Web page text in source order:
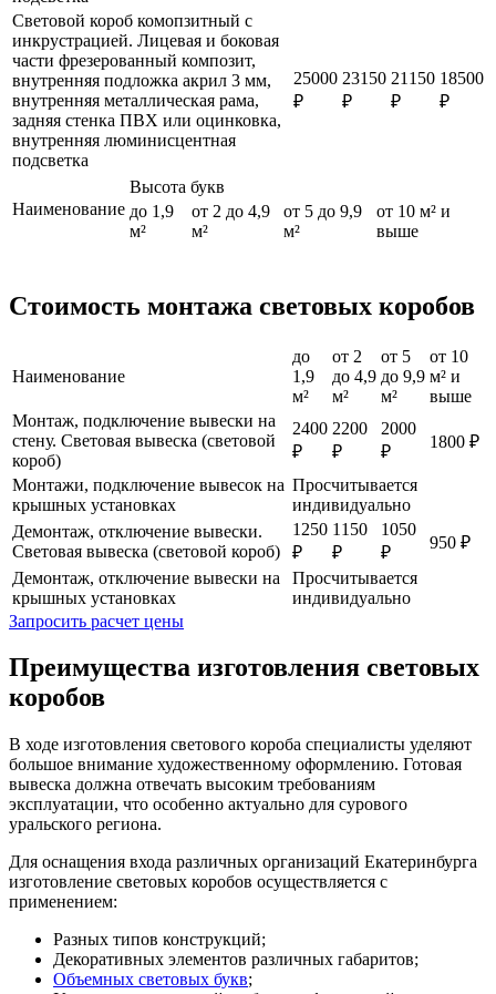
Световой короб комопзитный с
инкрустрацией. Лицевая и боковая
части фрезерованный композит,
внутренняя подложка акрил 3 мм,
внутренняя металлическая рама,
задняя стенка ПВХ или оцинковка,
внутренняя люминисцентная
подсветка
25000
₽
23150
₽
21150
₽
18500
₽
Наименование
Высота букв
до 1,9
м²
от 2 до 4,9
м²
от 5 до 9,9
м²
от 10 м² и
выше
Стоимость монтажа световых коробов
Наименование
до
1,9
м²
от 2
до 4,9
м²
от 5
до 9,9
м²
от 10
м² и
выше
Монтаж, подключение вывески на
стену. Световая вывеска (световой
короб)
2400
₽
2200
₽
2000
₽
1800 ₽
Монтажи, подключение вывесок на
крышных установках
Просчитывается
индивидуально
Демонтаж, отключение вывески.
Световая вывеска (световой короб)
1250
₽
1150
₽
1050
₽
950 ₽
Демонтаж, отключение вывески на
крышных установках
Просчитывается
индивидуально
Запросить расчет цены
Преимущества изготовления световых
коробов
В ходе изготовления светового короба специалисты уделяют
большое внимание художественному оформлению. Готовая
вывеска должна отвечать высоким требованиям
эксплуатации, что особенно актуально для сурового
уральского региона.
Для оснащения входа различных организаций Екатеринбурга
изготовление световых коробов осуществляется с
применением:
Разных типов конструкций;
Декоративных элементов различных габаритов;
Объемных световых букв;